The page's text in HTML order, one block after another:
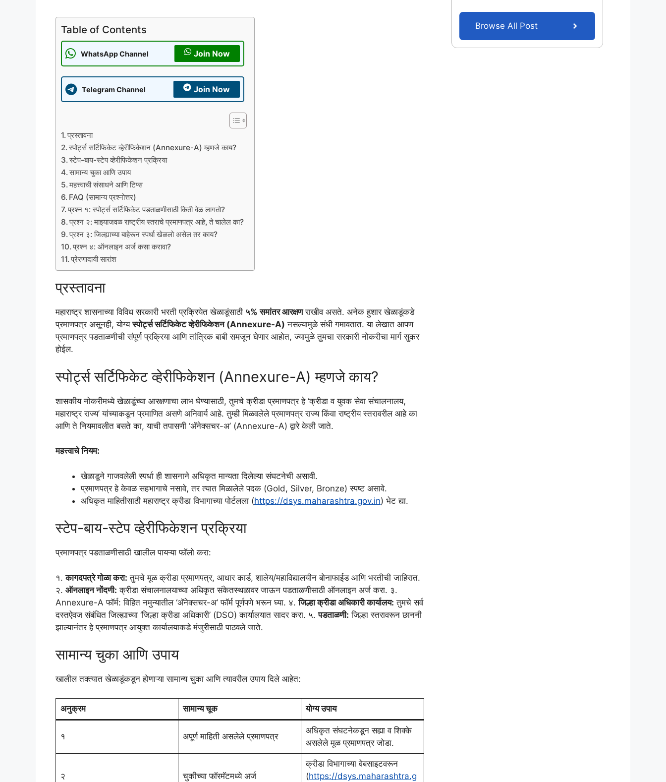
Table of Contents
WhatsApp Channel Join Now
Telegram Channel Join Now
प्रस्तावना
स्पोर्ट्स सर्टिफिकेट व्हेरीफिकेशन (Annexure-A) म्हणजे काय?
स्टेप-बाय-स्टेप व्हेरीफिकेशन प्रक्रिया
सामान्य चुका आणि उपाय
महत्त्वाची संसाधने आणि टिप्स
FAQ (सामान्य प्रश्नोत्तर)
प्रश्न १: स्पोर्ट्स सर्टिफिकेट पडताळणीसाठी किती वेळ लागतो?
प्रश्न २: माझ्याजवळ राष्ट्रीय स्तराचे प्रमाणपत्र आहे, ते चालेल का?
प्रश्न ३: जिल्ह्याच्या बाहेरून स्पर्धा खेळलो असेल तर काय?
प्रश्न ४: ऑनलाइन अर्ज कसा करावा?
प्रेरणादायी सारांश
प्रस्तावना
महाराष्ट्र शासनाच्या विविध सरकारी भरती प्रक्रियेत खेळाडूंसाठी ५% समांतर आरक्षणराखीव असते. अनेक हुशार खेळाडूंकडे
प्रमाणपत्र असूनही, योग्यस्पोर्ट्स सर्टिफिकेट व्हेरीफिकेशन (Annexure-A) नसल्यामुळे संधी गमावतात. या लेखात आपण
प्रमाणपत्र पडताळणीची संपूर्ण प्रक्रिया आणि तांत्रिक बाबी समजून घेणार आहोत, ज्यामुळे तुमचा सरकारी नोकरीचा मार्ग सुकर
होईल.
स्पोर्ट्स सर्टिफिकेट व्हेरीफिकेशन (Annexure-A) म्हणजे काय?
शासकीय नोकरीमध्ये खेळाडूंच्या आरक्षणाचा लाभ घेण्यासाठी, तुमचे क्रीडा प्रमाणपत्र हे ‘क्रीडा व युवक सेवा संचालनालय,
महाराष्ट्र राज्य’ यांच्याकडून प्रमाणित असणे अनिवार्य आहे. तुम्ही मिळवलेले प्रमाणपत्र राज्य किंवा राष्ट्रीय स्तरावरील आहे का
आणि ते नियमावलीत बसते का, याची तपासणी ‘अ‍ॅनेक्सचर-अ’ (Annexure-A) द्वारे केली जाते.
महत्त्वाचे नियम:
खेळाडूने गाजवलेली स्पर्धा ही शासनाने अधिकृत मान्यता दिलेल्या संघटनेची असावी.
प्रमाणपत्र हे केवळ सहभागाचे नसावे, तर त्यात मिळालेले पदक (Gold, Silver, Bronze) स्पष्ट असावे.
अधिकृत माहितीसाठी महाराष्ट्र क्रीडा विभागाच्या पोर्टलला (https://dsys.maharashtra.gov.in) भेट द्या.
स्टेप-बाय-स्टेप व्हेरीफिकेशन प्रक्रिया
प्रमाणपत्र पडताळणीसाठी खालील पायऱ्या फॉलो करा:
१.कागदपत्रे गोळा करा: तुमचे मूळ क्रीडा प्रमाणपत्र, आधार कार्ड, शालेय/महाविद्यालयीन बोनाफाईड आणि भरतीची जाहिरात.
२. ऑनलाइन नोंदणी: क्रीडा संचालनालयाच्या अधिकृत संकेतस्थळावर जाऊन पडताळणीसाठी ऑनलाइन अर्ज करा. ३.
Annexure-A फॉर्म: विहित नमुन्यातील ‘अ‍ॅनेक्सचर-अ’ फॉर्म पूर्णपणे भरून घ्या. ४.जिल्हा क्रीडा अधिकारी कार्यालय: तुमचे सर्व
दस्तऐवज संबंधित जिल्ह्याच्या ‘जिल्हा क्रीडा अधिकारी’ (DSO) कार्यालयात सादर करा. ५.पडताळणी: जिल्हा स्तरावरून छाननी
झाल्यानंतर हे प्रमाणपत्र आयुक्त कार्यालयाकडे मंजुरीसाठी पाठवले जाते.
सामान्य चुका आणि उपाय
खालील तक्त्यात खेळाडूंकडून होणाऱ्या सामान्य चुका आणि त्यावरील उपाय दिले आहेत:
अनुक्रम सामान्य चूक योग्य उपाय
१ अपूर्ण माहिती असलेले प्रमाणपत्र
अधिकृत संघटनेकडून सह्या व शिक्के
असलेले मूळ प्रमाणपत्र जोडा.
२ चुकीच्या फॉरमॅटमध्ये अर्ज
क्रीडा विभागाच्या वेबसाइटवरून
(https://dsys.maharashtra.g
Browse All Post